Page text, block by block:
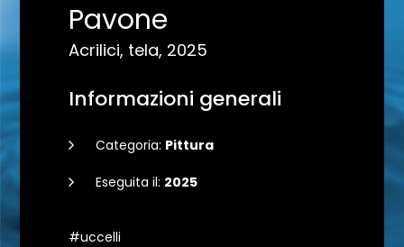
Pavone
Acrilici, tela, 2025
Informazioni generali
Categoria: Pittura
Eseguita il: 2025
#uccelli